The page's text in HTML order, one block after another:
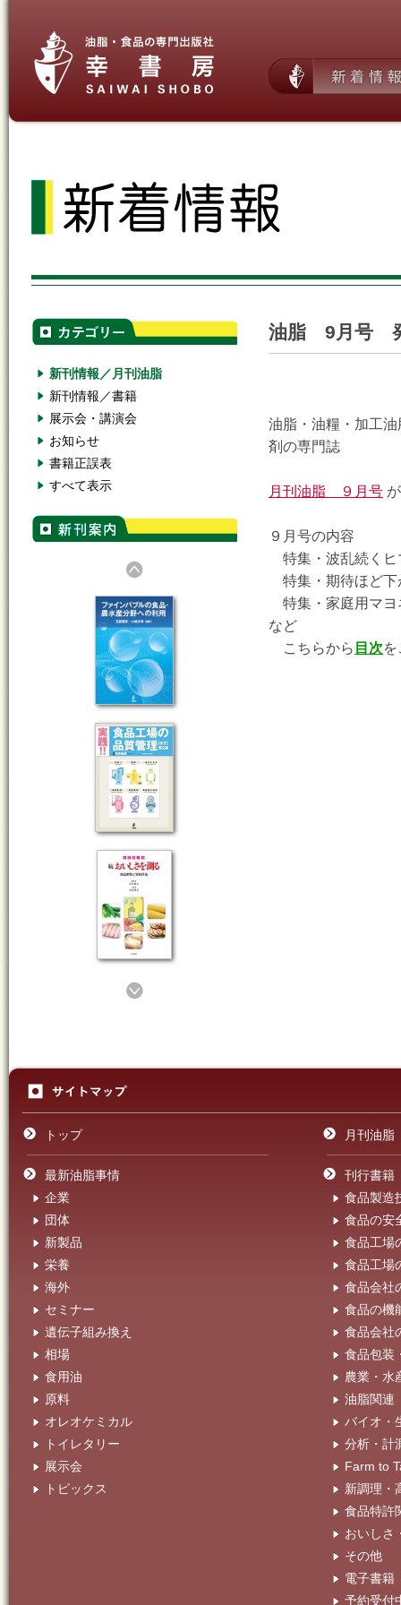
新刊情報／月刊油脂
新刊情報／書籍
展示会・講演会
お知らせ
書籍正誤表
すべて表示
油脂 9月号
油脂・油糧・加工
剤の専門誌
月刊油脂 ９月号
９月号の内容
特集・波乱続くヒ
特集・期待ほど下
特集・家庭用マヨ
など
こちらから 目次
トップ
最新油脂事情
企業
団体
新製品
栄養
海外
セミナー
遺伝子組み換え
相場
食用油
原料
オレオケミカル
トイレタリー
展示会
トピックス
月刊油脂
刊行書籍
食品製造
食品の安
食品工場
食品工場
食品会社
食品の機
食品会社
食品包装
農業・水
油脂関連
バイオ・
分析・計
Farm to
新調理・
食品特許
おいしさ
その他
電子書籍
予約受付